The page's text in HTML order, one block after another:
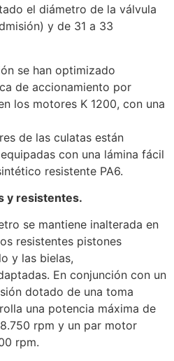
el diámetro de la válvula
y de 31 a 33
se han optimizado
de accionamiento por
los motores K 1200, con una
de las culatas están
con una lámina fácil
resistente PA6.
y resistentes.
se mantiene inalterada en
resistentes pistones
y las bielas,
En conjunción con un
dotado de una toma
una potencia máxima de
rpm y un par motor
rpm.